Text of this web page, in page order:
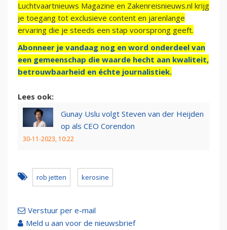
Luchtvaartnieuws Magazine en Zakenreisnieuws.nl krijg
je toegang tot exclusieve content en jarenlange
ervaring die je steeds een stap voorsprong geeft.
Abonneer je vandaag nog en word onderdeel van
een gemeenschap die waarde hecht aan kwaliteit,
betrouwbaarheid en échte journalistiek.
Lees ook:
Gunay Uslu volgt Steven van der Heijden
op als CEO Corendon
30-11-2023, 10:22
rob jetten kerosine
Verstuur per e-mail
Meld u aan voor de nieuwsbrief